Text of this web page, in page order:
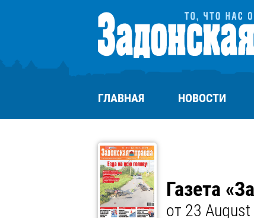
ГЛАВНАЯ НОВОСТИ
Газета
от 23 August